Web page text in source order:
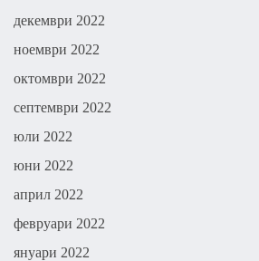
декември 2022
ноември 2022
октомври 2022
септември 2022
юли 2022
юни 2022
април 2022
февруари 2022
януари 2022